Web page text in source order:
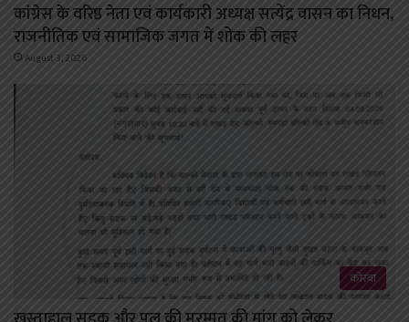
कांग्रेस के वरिष्ठ नेता एवं कार्यकारी अध्यक्ष सत्येंद्र वासन का निधन,
राजनीतिक एवं सामाजिक जगत में शोक की लहर
August 3, 2026
कोरबा